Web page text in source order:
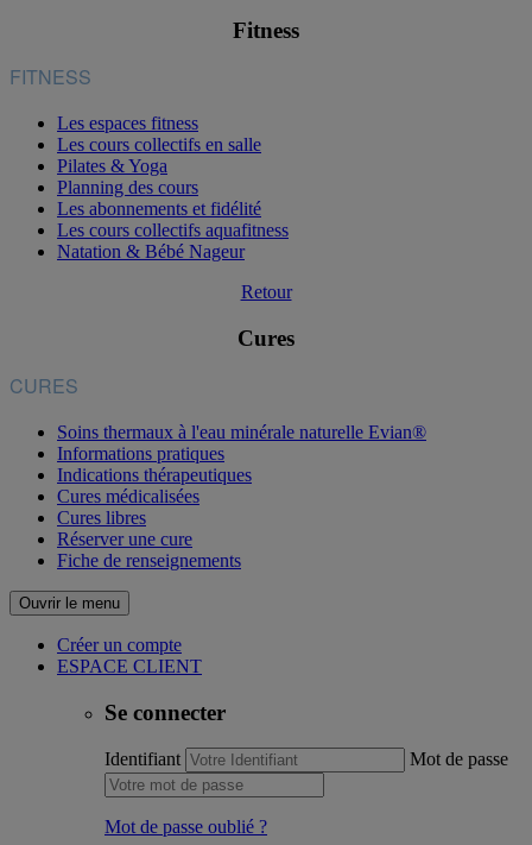
Fitness
FITNESS
Les espaces fitness
Les cours collectifs en salle
Pilates & Yoga
Planning des cours
Les abonnements et fidélité
Les cours collectifs aquafitness
Natation & Bébé Nageur
Retour
Cures
CURES
Soins thermaux à l'eau minérale naturelle Evian®
Informations pratiques
Indications thérapeutiques
Cures médicalisées
Cures libres
Réserver une cure
Fiche de renseignements
Ouvrir le menu
Créer un compte
ESPACE CLIENT
Se connecter
Identifiant Mot de passe
Mot de passe oublié ?